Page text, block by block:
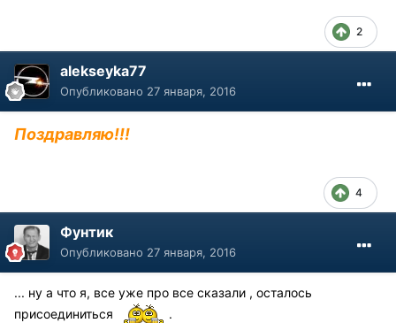
2
alekseyka77
Опубликовано 27 января, 2016
Поздравляю!!!
4
Фунтик
Опубликовано 27 января, 2016
... ну а что я, все уже про все сказали , осталось
присоединиться
.